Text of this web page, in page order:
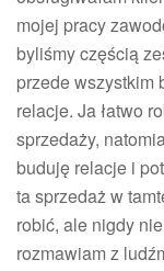
mojej pracy
byliśmy częścią
przede wszystkim
relacje. Ja łatwo
sprzedaży,
buduję relacje i
ta sprzedaż w
robić, ale nigdy
rozmawiam z